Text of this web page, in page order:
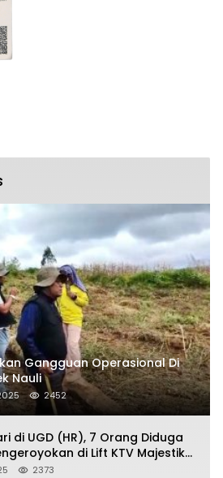
Gangguan Operasional Di
Nauli
2452
di UGD (HR), 7 Orang Diduga
di Lift KTV Majestik
Bebas, Kantor Hukum JAP
2373